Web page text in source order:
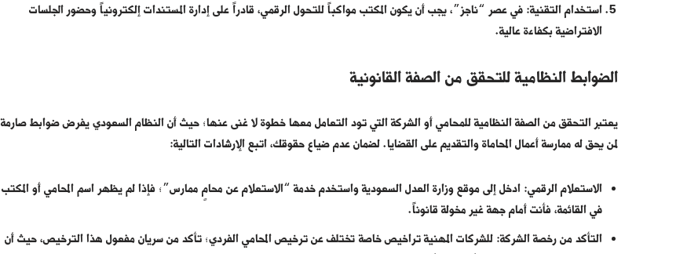
استخدام التقنية: في عصر “ناجز”، يجب أن يكون المكتب مواكباً للتحول الرقمي، قادراً على إدارة المستندات إلكترونياً وحضور الجلسات
الافتراضية بكفاءة عالية.
الضوابط النظامية للتحقق من الصفة القانونية
يعتبر التحقق من الصفة النظامية للمحامي أو الشركة التي تود التعامل معها خطوة لا غنى عنها؛ حيث أن النظام السعودي يفرض ضوابط صارمة
لمن يحق له ممارسة أعمال المحاماة والتقديم على القضايا. لضمان عدم ضياع حقوقك، اتبع الإرشادات التالية:
الاستعلام الرقمي: ادخل إلى موقع وزارة العدل السعودية واستخدم خدمة “الاستعلام عن محامٍ ممارس”؛ فإذا لم يظهر اسم المحامي أو المكتب
في القائمة، فأنت أمام جهة غير مخولة قانوناً.
التأكد من رخصة الشركة: للشركات المهنية تراخيص خاصة تختلف عن ترخيص المحامي الفردي؛ تأكد من سريان مفعول هذا الترخيص، حيث أن